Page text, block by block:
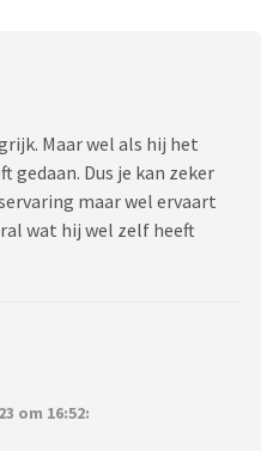
Maar wel als hij het
gedaan. Dus je kan zeker
maar wel ervaart
wat hij wel zelf heeft
om 16:52: